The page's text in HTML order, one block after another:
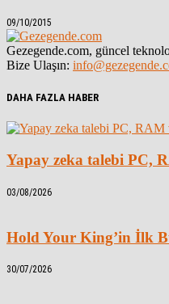
09/10/2015
Gezegende.com, güncel
Bize Ulaşın:
DAHA FAZLA HABER
Yapay zeka talebi PC,
03/08/2026
Hold Your King’in İlk
30/07/2026